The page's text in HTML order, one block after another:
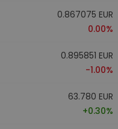
0.867075 EUR
0.00%
0.895851 EUR
-1.00%
63.780 EUR
+0.30%